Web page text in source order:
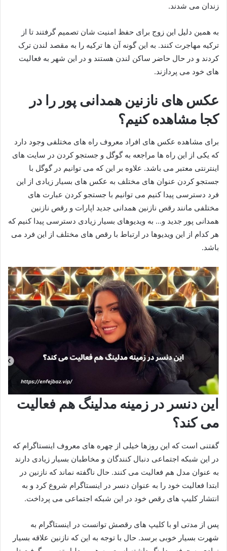
زندان می‌ شدند.
به همین دلیل این زوج برای حفظ امنیت شان تصمیم گرفتند تا از
ترکیه مهاجرت کنند. به این گونه آن ها ترکیه را به مقصد لندن ترک
کردند و در حال حاضر ساکن لندن هستند و در این شهر به فعالیت‌
های خود می‌ پردازند.
عکس های نازنین همدانی پور را در
کجا مشاهده کنیم؟
برای مشاهده عکس های افراد معروف راه های مختلفی وجود دارد
که یکی از این راه ها مراجعه به گوگل و جستجو کردن در سایت های
اینترنتی معتبر می باشد. علاوه بر این که می توانیم در گوگل با
جستجو کردن عنوان های مختلف به عکس های بسیار زیادی از این
فرد دسترسی پیدا کنیم می توانیم با جستجو کردن عبارت های
مختلفی مانند رقص نازنین همدانی جدید اپارات و رقص نازنین
همدانی پور جدید و… به ویدیوهای بسیار زیادی دسترسی پیدا کنیم که
هر کدام از این ویدیوها در ارتباط با رقص های مختلف از این فرد می
باشد.
این دنسر در زمینه مدلینگ هم فعالیت
می کند؟
گفتنی است که این روزها خیلی از چهره‌ های معروف اینستاگرام که
در این شبکه اجتماعی دنبال کنندگان و مخاطبان بسیار زیادی دارند
به عنوان مدل هم فعالیت می‌ کنند. حال ناگفته نماند که نازنین در
ابتدا فعالیت خود را به عنوان دنسر در اینستاگرام شروع کرد و به
انتشار کلیپ‌ های رقص خود در این شبکه اجتماعی می‌ پرداخت.
پس از مدتی او با کلیپ‌ های رقصش توانست در اینستاگرام به
شهرت بسیار خوبی برسد. حال با توجه به این که نازنین علاقه بسیار